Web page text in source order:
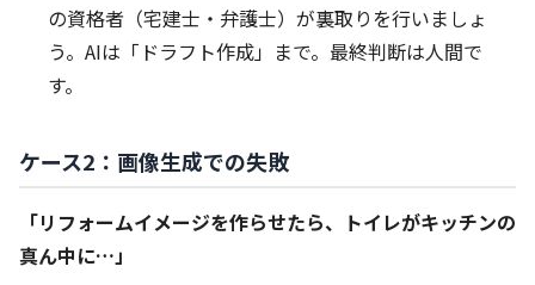
の資格者（宅建士・弁護士）が裏取りを行いましょ
う。AIは「ドラフト作成」まで。最終判断は人間で
す。
ケース2：画像生成での失敗
「リフォームイメージを作らせたら、トイレがキッチンの
真ん中に…」